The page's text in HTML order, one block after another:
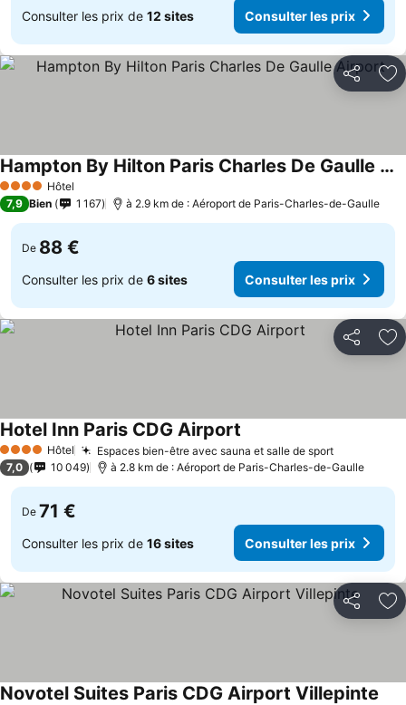
Consulter les prix de 12 sites Consulter les prix
Partager
4 Étoiles Hôtel
Hampton By Hilton Paris Charles De Gaulle Airport
7,9 Bien 1 167 à 2.9 km de : Aéroport de Paris-Charles-de-Gaulle
De 88 €
Consulter les prix de 6 sites Consulter les prix
Partager
4 Étoiles Hôtel Espaces bien-être avec sauna et salle de sport
Hotel Inn Paris CDG Airport
7,0 10 049 à 2.8 km de : Aéroport de Paris-Charles-de-Gaulle
De 71 €
Consulter les prix de 16 sites Consulter les prix
Partager
Novotel Suites Paris CDG Airport Villepinte